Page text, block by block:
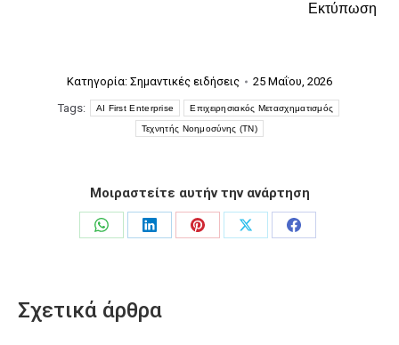
Εκτύπωση
Κατηγορία: Σημαντικές ειδήσεις
25 Μαΐου, 2026
Tags:
AI First Enterprise Επιχειρησιακός Μετασχηματισμός
Τεχνητής Νοημοσύνης (ΤΝ)
Μοιραστείτε αυτήν την ανάρτηση
Share
Share
Share
Share
Share
Σχετικά άρθρα